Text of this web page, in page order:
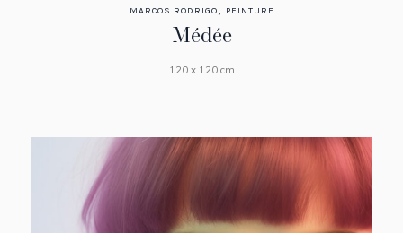
MARCOS RODRIGO, PEINTURE
Médée
120 x 120 cm